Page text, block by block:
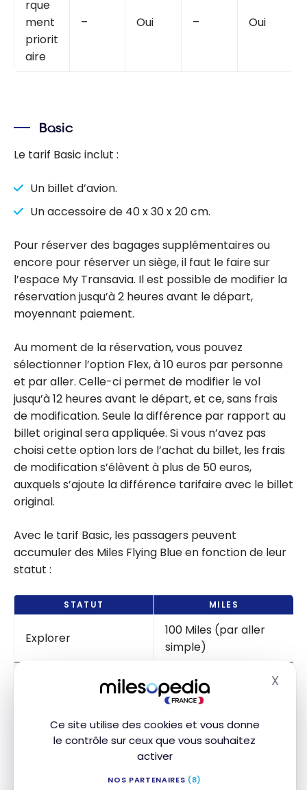
Ce site utilise des cookies et vous donne
le contrôle sur ceux que vous souhaitez
activer
NOS PARTENAIRES (8)
X
rque
ment
priorit
aire
– Oui – Oui
Basic
Le tarif Basic inclut :
Un billet d’avion.
Un accessoire de 40 x 30 x 20 cm.
Pour réserver des bagages supplémentaires ou
encore pour réserver un siège, il faut le faire sur
l’espace My Transavia. Il est possible de modifier la
réservation jusqu’à 2 heures avant le départ,
moyennant paiement.
Au moment de la réservation, vous pouvez
sélectionner l’option Flex, à 10 euros par personne
et par aller. Celle-ci permet de modifier le vol
jusqu’à 12 heures avant le départ, et ce, sans frais
de modification. Seule la différence par rapport au
billet original sera appliquée. Si vous n’avez pas
choisi cette option lors de l’achat du billet, les frais
de modification s’élèvent à plus de 50 euros,
auxquels s’ajoute la différence tarifaire avec le billet
original.
Avec le tarif Basic, les passagers peuvent
accumuler des Miles Flying Blue en fonction de leur
statut :
STATUT MILES
Explorer
100 Miles (par aller
simple)
150 Miles (par aller
simple)
175 Miles (par aller
simple)
200 Miles (par aller